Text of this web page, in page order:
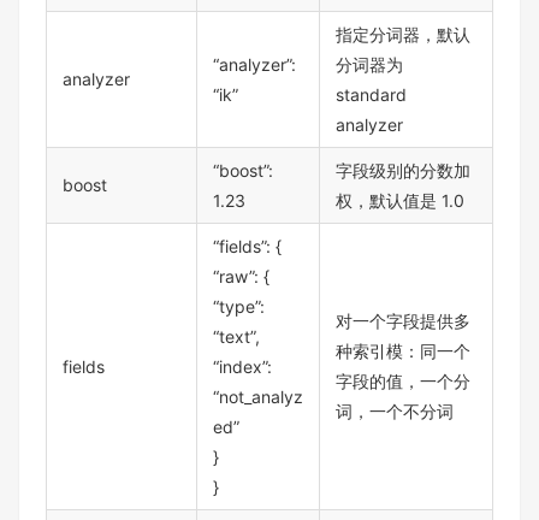
analyzer
“analyzer”:
“ik”
指定分词器，默认
分词器为
standard
analyzer
boost
“boost”:
1.23
字段级别的分数加
权，默认值是 1.0
fields
“fields”: {
“raw”: {
“type”:
“text”,
“index”:
“not_analyz
ed”
}
}
对一个字段提供多
种索引模：同一个
字段的值，一个分
词，一个不分词